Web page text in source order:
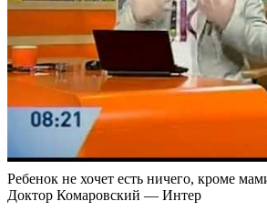
Ребенок не хочет есть ничего, кроме
Доктор Комаровский — Интер